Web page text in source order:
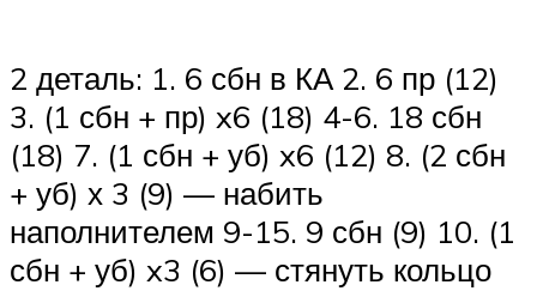
2 деталь: 1. 6 сбн в КА 2. 6 пр (12)
3. (1 сбн + пр) x6 (18) 4-6. 18 сбн
(18) 7. (1 сбн + уб) x6 (12) 8. (2 сбн
+ уб) х 3 (9) — набить
наполнителем 9-15. 9 сбн (9) 10. (1
сбн + уб) x3 (6) — стянуть кольцо